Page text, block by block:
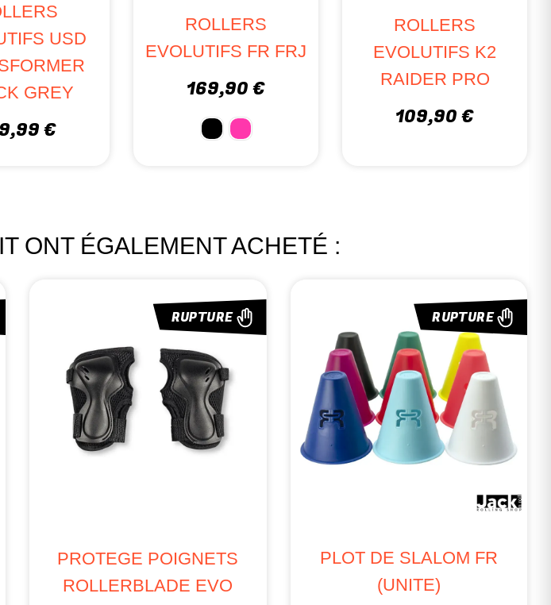
USD
GREY
€
ROLLERS
EVOLUTIFS FR FRJ
169,90 €
ROLLERS
EVOLUTIFS K2
RAIDER PRO
109,90 €
ONT ÉGALEMENT ACHETÉ :
RUPTURE
PROTEGE POIGNETS
ROLLERBLADE EVO
RUPTURE
PLOT DE SLALOM FR
(UNITE)